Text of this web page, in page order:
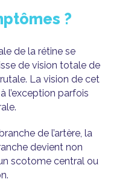
?
de la rétine se
de vision totale de
La vision de cet
l’exception parfois
de l’artère, la
devient non
scotome central ou